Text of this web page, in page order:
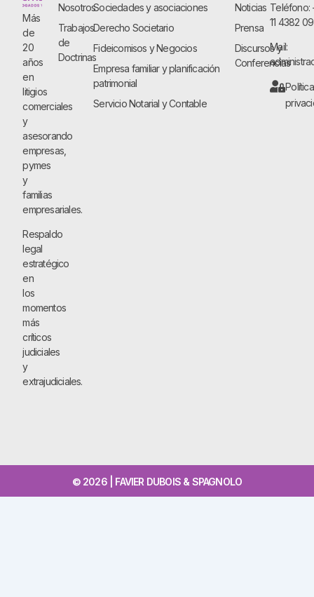
Más
de
20
años
en
litigios
comerciales
y
asesorando
empresas,
pymes
y
familias
empresariales.
Respaldo
legal
estratégico
en
los
momentos
más
críticos
judiciales
y
extrajudiciales.
Nosotros
Trabajos
de
Doctrinas
Sociedades y asociaciones
Derecho Societario
Fideicomisos y Negocios
Empresa familiar y planificación
patrimonial
Servicio Notarial y Contable
Noticias
Prensa
Discursos y
Conferencias
Teléfono:
11 4382
Mail:
© 2026 | FAVIER DUBOIS & SPAGNOLO